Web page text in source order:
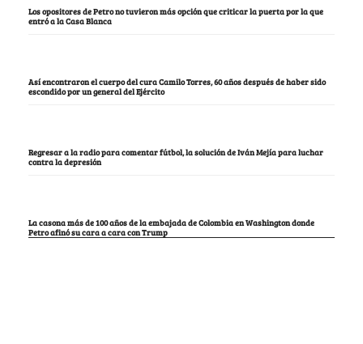
Los opositores de Petro no tuvieron más opción que criticar la puerta por la que
entró a la Casa Blanca
Así encontraron el cuerpo del cura Camilo Torres, 60 años después de haber sido
escondido por un general del Ejército
Regresar a la radio para comentar fútbol, la solución de Iván Mejía para luchar
contra la depresión
La casona más de 100 años de la embajada de Colombia en Washington donde
Petro afinó su cara a cara con Trump